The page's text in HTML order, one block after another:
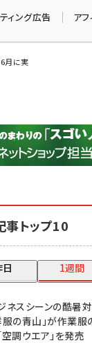
アスク
base
ィング広告 アフ
月に実
事トップ10
1週間
ネスシーンの酷暑対
服の青山」が作業
空調ウエア」を発売